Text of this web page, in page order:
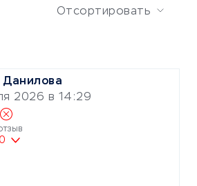
Отсортировать
Данилова
2026 в 14:29
0